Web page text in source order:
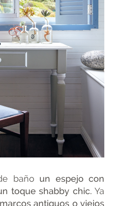
baño un espejo con
toque shabby chic. Ya
antiguos o viejos